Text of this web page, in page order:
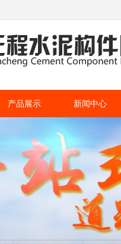
产品展示 新闻中心